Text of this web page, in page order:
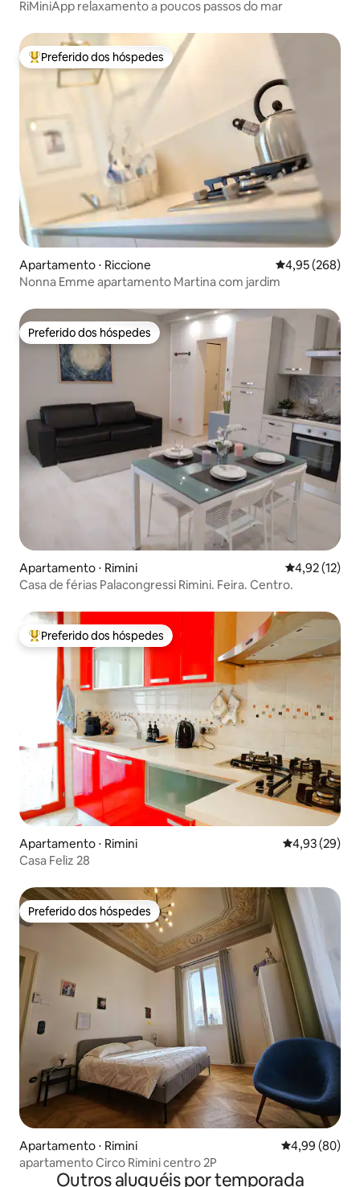
RiMiniApp relaxamento a poucos passos do mar
Entre os melhores preferidos dos hóspedes
Preferido dos hóspedes
Apartamento ⋅ Riccione 4,95 de uma
4,95 (268)
Nonna Emme apartamento Martina com jardim
Preferido dos hóspedes
Preferido dos hóspedes
Apartamento ⋅ Rimini 4,92 de uma
4,92 (12)
Casa de férias Palacongressi Rimini. Feira. Centro.
Entre os melhores preferidos dos hóspedes
Preferido dos hóspedes
Apartamento ⋅ Rimini 4,93 de uma
4,93 (29)
Casa Feliz 28
Preferido dos hóspedes
Preferido dos hóspedes
Apartamento ⋅ Rimini 4,99 de uma
4,99 (80)
apartamento Circo Rimini centro 2P
Outros aluguéis por temporada